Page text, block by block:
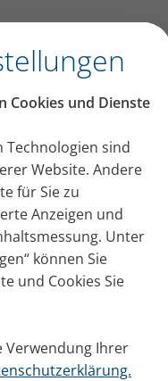
Cookies und Dienste
Technologien sind
Website. Andere
für Sie zu
Anzeigen und
Unter
können Sie
und Cookies Sie
Ihrer
Sänger
meine
Leon
und
über seine
gesprochen.